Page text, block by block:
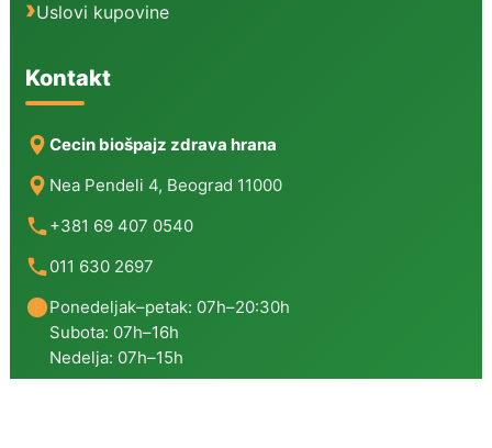
Uslovi kupovine
Kontakt
Cecin biošpajz zdrava hrana
Nea Pendeli 4, Beograd 11000
+381 69 407 0540
011 630 2697
Ponedeljak–petak: 07h–20:30h
Subota: 07h–16h
Nedelja: 07h–15h